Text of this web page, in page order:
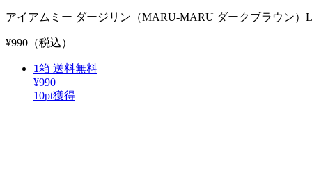
アイアムミー ダージリン（MARU-MARU ダークブラウン）
¥990 （税込）
1箱 送料無料
¥990
10pt獲得